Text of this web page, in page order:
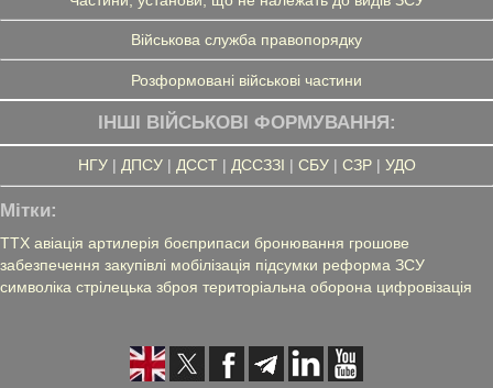
Військова служба правопорядку
Розформовані військові частини
ІНШІ ВІЙСЬКОВІ ФОРМУВАННЯ:
НГУ| ДПСУ| ДССТ| ДССЗЗІ | СБУ| СЗР| УДО
Мітки:
ТТХ авіація артилерія боєприпаси бронювання грошове
забезпечення закупівлі мобілізація підсумки реформа ЗСУ
символіка стрілецька зброя територіальна оборона цифровізація